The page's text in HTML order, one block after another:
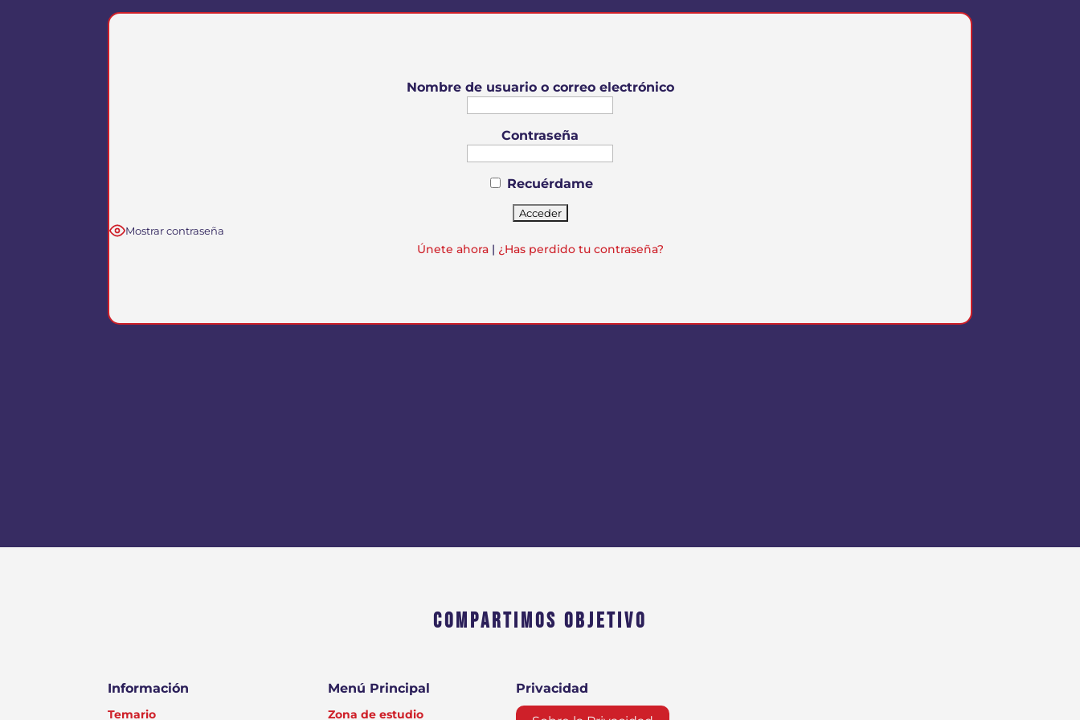
Nombre de usuario o correo electrónico
Contraseña
Recuérdame
Mostrar contraseña
Únete ahora| ¿Has perdido tu contraseña?
COMPARTIMOS OBJETIVO
Información
Temario
Menú Principal
Zona de estudio
Privacidad